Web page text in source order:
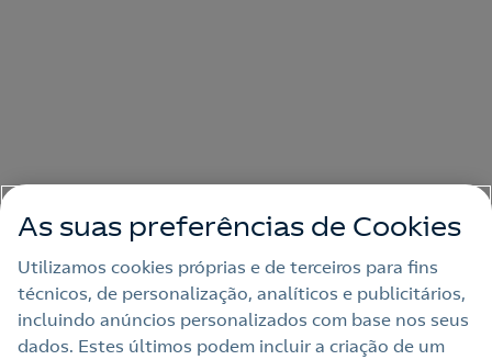
As suas preferências de Cookies
Utilizamos cookies próprias e de terceiros para fins
técnicos, de personalização, analíticos e publicitários,
incluindo anúncios personalizados com base nos seus
dados. Estes últimos podem incluir a criação de um